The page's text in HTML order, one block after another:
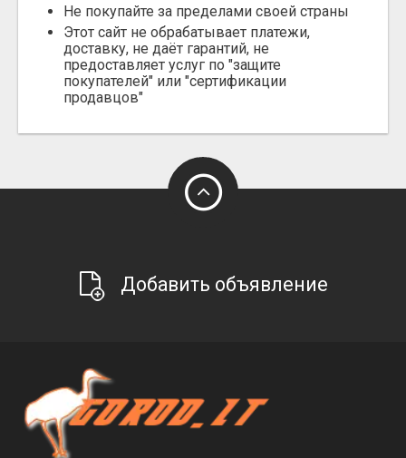
Не покупайте за пределами своей страны
Этот сайт не обрабатывает платежи,
доставку, не даёт гарантий, не
предоставляет услуг по "защите
покупателей" или "сертификации
продавцов"
Добавить объявление